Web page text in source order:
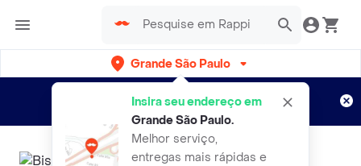
Grande São Paulo
Insira seu endereço em
Grande São Paulo.
Melhor serviço,
entregas mais rápidas e
Entregas grátis por 15 dias!
Aplicam T&C